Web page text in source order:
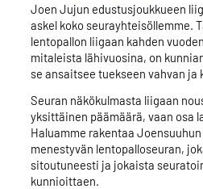
Joen Jujun edustusjoukkueen
askel koko seurayhteisöllemme.
lentopallon liigaan kahden
mitaleista lähivuosina, on
se ansaitsee tuekseen vahvan ja
Seuran näkökulmasta liigaan
yksittäinen päämäärä, vaan osa
Haluamme rakentaa
menestyvän lentopalloseuran,
sitoutuneesti ja jokaista
kunnioittaen.